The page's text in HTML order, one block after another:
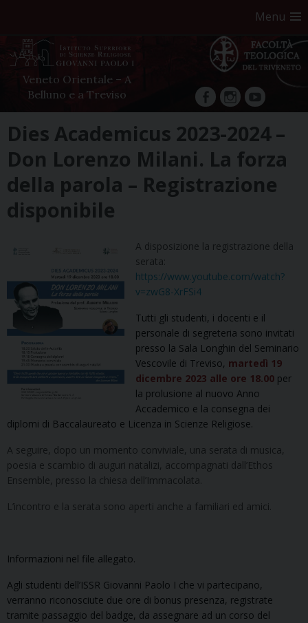
Menu
Veneto Orientale – A
Belluno e a Treviso
facebookInstagram
YouTube
content
Dies Academicus 2023-2024 –
Don Lorenzo Milani. La forza
della parola – Registrazione
disponibile
A disposizione la registrazione della
serata:
https://www.youtube.com/watch?
v=zwG8-XrFSi4
Tutti gli studenti, i docenti e il
personale di segreteria sono invitati
presso la Sala Longhin del Seminario
Vescovile di Treviso, martedì 19
dicembre 2023 alle ore 18.00 per
la prolusione al nuovo Anno
Accademico e la consegna dei
diplomi di Baccalaureato e Licenza in Scienze Religiose.
A seguire, dopo un momento conviviale, una serata di musica,
poesia e scambio di auguri natalizi, accompagnati dall’Ethos
Ensemble, presso la chiesa dell’Immacolata.
L’incontro e la serata sono aperti anche a familiari ed amici.
Informazioni nel file allegato.
Agli studenti dell’ISSR Giovanni Paolo I che vi partecipano,
verranno riconosciute due ore di bonus presenza, registrate
tramite passaggio del badge, da assegnare ad un corso del